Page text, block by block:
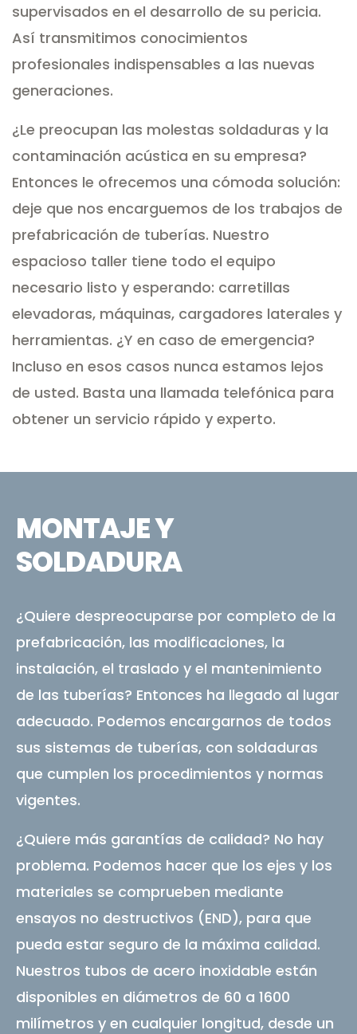
supervisados en el desarrollo de su pericia.
Así transmitimos conocimientos
profesionales indispensables a las nuevas
generaciones.
¿Le preocupan las molestas soldaduras y la
contaminación acústica en su empresa?
Entonces le ofrecemos una cómoda solución:
deje que nos encarguemos de los trabajos de
prefabricación de tuberías. Nuestro
espacioso taller tiene todo el equipo
necesario listo y esperando: carretillas
elevadoras, máquinas, cargadores laterales y
herramientas. ¿Y en caso de emergencia?
Incluso en esos casos nunca estamos lejos
de usted. Basta una llamada telefónica para
obtener un servicio rápido y experto.
MONTAJE Y
SOLDADURA
¿Quiere despreocuparse por completo de la
prefabricación, las modificaciones, la
instalación, el traslado y el mantenimiento
de las tuberías? Entonces ha llegado al lugar
adecuado. Podemos encargarnos de todos
sus sistemas de tuberías, con soldaduras
que cumplen los procedimientos y normas
vigentes.
¿Quiere más garantías de calidad? No hay
problema. Podemos hacer que los ejes y los
materiales se comprueben mediante
ensayos no destructivos (END), para que
pueda estar seguro de la máxima calidad.
Nuestros tubos de acero inoxidable están
disponibles en diámetros de 60 a 1600
milímetros y en cualquier longitud, desde un